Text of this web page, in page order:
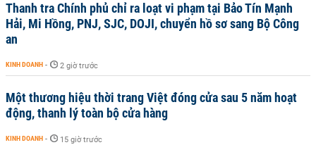
Thanh tra Chính phủ chỉ ra loạt vi phạm tại Bảo Tín Mạnh
Hải, Mi Hồng, PNJ, SJC, DOJI, chuyển hồ sơ sang Bộ Công
an
KINH DOANH - 2 giờ trước
Một thương hiệu thời trang Việt đóng cửa sau 5 năm hoạt
động, thanh lý toàn bộ cửa hàng
KINH DOANH - 15 giờ trước